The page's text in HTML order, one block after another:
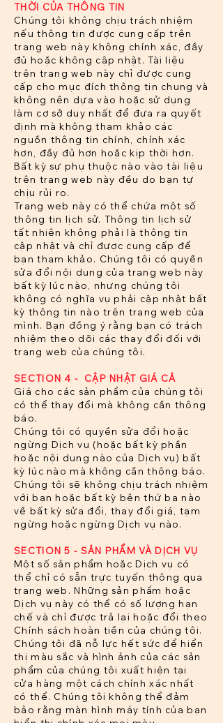
THỜI CỦA THÔNG TIN
Chúng tôi không chịu trách nhiệm
nếu thông tin được cung cấp trên
trang web này không chính xác, đầy
đủ hoặc không cập nhật. Tài liệu
trên trang web này chỉ được cung
cấp cho mục đích thông tin chung và
không nên dựa vào hoặc sử dụng
làm cơ sở duy nhất để đưa ra quyết
định mà không tham khảo các
nguồn thông tin chính, chính xác
hơn, đầy đủ hơn hoặc kịp thời hơn.
Bất kỳ sự phụ thuộc nào vào tài liệu
trên trang web này đều do bạn tự
chịu rủi ro.
Trang web này có thể chứa một số
thông tin lịch sử. Thông tin lịch sử
tất nhiên không phải là thông tin
cập nhật và chỉ được cung cấp để
bạn tham khảo. Chúng tôi có quyền
sửa đổi nội dung của trang web này
bất kỳ lúc nào, nhưng chúng tôi
không có nghĩa vụ phải cập nhật bất
kỳ thông tin nào trên trang web của
mình. Bạn đồng ý rằng bạn có trách
nhiệm theo dõi các thay đổi đối với
trang web của chúng tôi.
SECTION 4 - CẬP NHẬT GIÁ CẢ
Giá cho các sản phẩm của chúng tôi
có thể thay đổi mà không cần thông
báo.
Chúng tôi có quyền sửa đổi hoặc
ngừng Dịch vụ (hoặc bất kỳ phần
hoặc nội dung nào của Dịch vụ) bất
kỳ lúc nào mà không cần thông báo.
Chúng tôi sẽ không chịu trách nhiệm
với bạn hoặc bất kỳ bên thứ ba nào
về bất kỳ sửa đổi, thay đổi giá, tạm
ngừng hoặc ngừng Dịch vụ nào.
SECTION 5 - SẢN PHẨM VÀ DỊCH VỤ
Một số sản phẩm hoặc Dịch vụ có
thể chỉ có sẵn trực tuyến thông qua
trang web. Những sản phẩm hoặc
Dịch vụ này có thể có số lượng hạn
chế và chỉ được trả lại hoặc đổi theo
Chính sách hoàn tiền của chúng tôi.
Chúng tôi đã nỗ lực hết sức để hiển
thị màu sắc và hình ảnh của các sản
phẩm của chúng tôi xuất hiện tại
cửa hàng một cách chính xác nhất
có thể. Chúng tôi không thể đảm
bảo rằng màn hình máy tính của bạn